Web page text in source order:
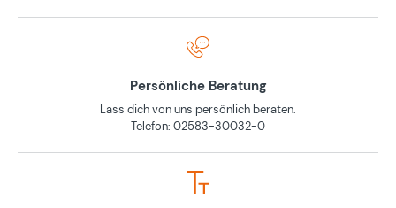
Persönliche Beratung
Lass dich von uns persönlich beraten.
Telefon: 02583-30032-0